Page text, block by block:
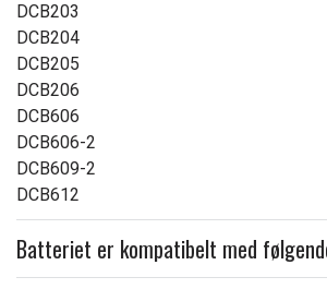
DCB203
DCB204
DCB205
DCB206
DCB606
DCB606-2
DCB609-2
DCB612
Batteriet er kompatibelt med